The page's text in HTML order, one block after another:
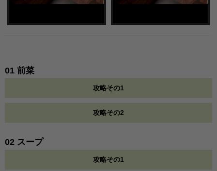
01 前菜
攻略その1
攻略その2
02 スープ
攻略その1